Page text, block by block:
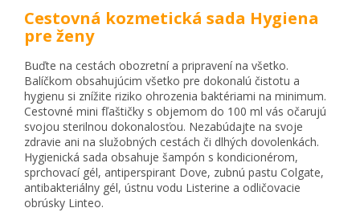
Cestovná kozmetická sada Hygiena
pre ženy
Buďte na cestách obozretní a pripravení na všetko.
Balíčkom obsahujúcim všetko pre dokonalú čistotu a
hygienu si znížite riziko ohrozenia baktériami na minimum.
Cestovné mini fľaštičky s objemom do 100 ml vás očarujú
svojou sterilnou dokonalosťou. Nezabúdajte na svoje
zdravie ani na služobných cestách či dlhých dovolenkách.
Hygienická sada obsahuje šampón s kondicionérom,
sprchovací gél, antiperspirant Dove, zubnú pastu Colgate,
antibakteriálny gél, ústnu vodu Listerine a odličovacie
obrúsky Linteo.